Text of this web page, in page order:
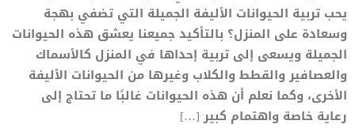
يحب تربية الحيوانات الأليفة الجميلة التي تضفي بهجة
وسعادة على المنزل؟ بالتأكيد جميعنا يعشق هذه الحيوانات
الجميلة ويسعى إلى تربية إحداها في المنزل كالأسماك
والعصافير والقطط والكلاب وغيرها من الحيوانات الأليفة
الأخرى، وكما نعلم أن هذه الحيوانات غالبًا ما تحتاج إلى
رعاية خاصة واهتمام كبير […]